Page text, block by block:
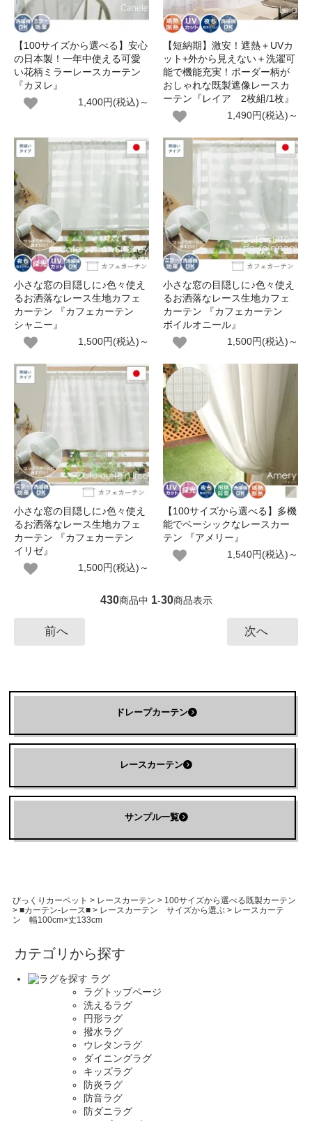
【100サイズから選べる】安心
の日本製！一年中使える可愛
い花柄ミラーレースカーテン
『カヌレ』
1,400円(税込)～
【短納期】激安！遮熱＋UVカ
ット+外から見えない＋洗濯可
能で機能充実！ボーダー柄が
おしゃれな既製遮像レースカ
ーテン『レイア 2枚組/1枚』
1,490円(税込)～
小さな窓の目隠しに♪色々使え
るお洒落なレース生地カフェ
カーテン 『カフェカーテン
シャニー』
1,500円(税込)～
小さな窓の目隠しに♪色々使え
るお洒落なレース生地カフェ
カーテン 『カフェカーテン
ボイルオニール』
1,500円(税込)～
小さな窓の目隠しに♪色々使え
るお洒落なレース生地カフェ
カーテン 『カフェカーテン
イリゼ』
1,500円(税込)～
【100サイズから選べる】多機
能でベーシックなレースカー
テン 『アメリー』
1,540円(税込)～
430商品中 1-30商品表示
前へ 次へ
ドレープカーテン
レースカーテン
サンプル一覧
びっくりカーペット > レースカーテン > 100サイズから選べる既製カーテン
> ■カーテン-レース■> レースカーテン サイズから選ぶ> レースカーテ
ン 幅100cm×丈133cm
カテゴリから探す
ラグ
ラグトップページ
洗えるラグ
円形ラグ
撥水ラグ
ウレタンラグ
ダイニングラグ
キッズラグ
防炎ラグ
防音ラグ
防ダニラグ